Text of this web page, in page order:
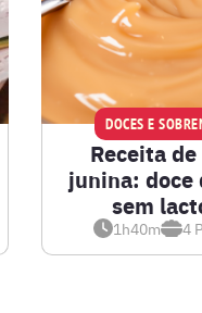
DOCES E
Receita
junina: doce
sem
1h40m 4